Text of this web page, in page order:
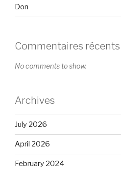
Don
Commentaires récents
No comments to show.
Archives
July 2026
April 2026
February 2024